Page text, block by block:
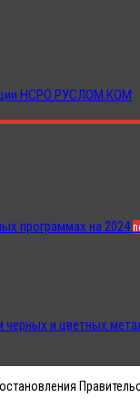
НСРО РУСЛОМ.КОМ
программах на 2024
и цветных